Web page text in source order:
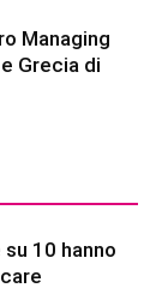
Managing
Grecia di
10 hanno